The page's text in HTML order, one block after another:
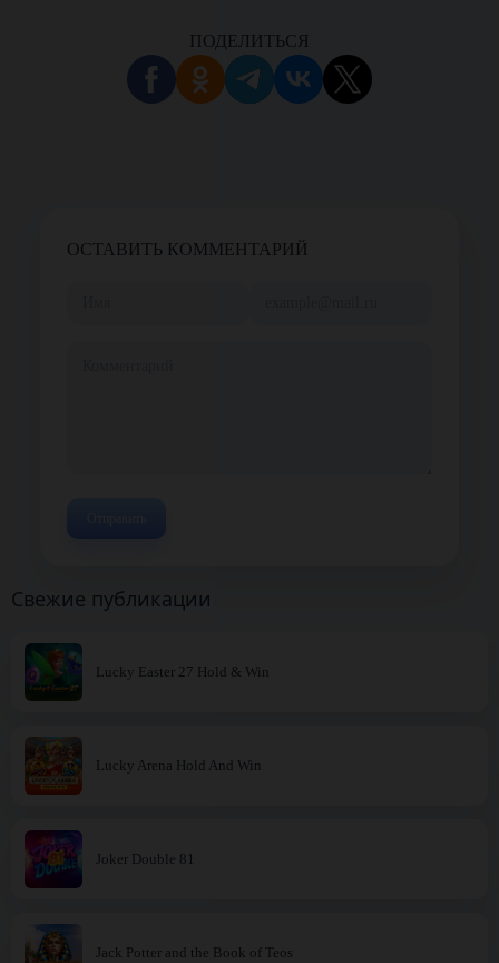
ПОДЕЛИТЬСЯ
ОСТАВИТЬ КОММЕНТАРИЙ
Свежие публикации
Lucky Easter 27 Hold & Win
Lucky Arena Hold And Win
Joker Double 81
Jack Potter and the Book of Teos